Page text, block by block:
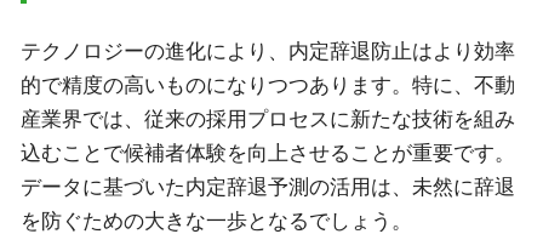
テクノロジーの進化により、内定辞退防止はより効率
的で精度の高いものになりつつあります。特に、不動
産業界では、従来の採用プロセスに新たな技術を組み
込むことで候補者体験を向上させることが重要です。
データに基づいた内定辞退予測の活用は、未然に辞退
を防ぐための大きな一歩となるでしょう。